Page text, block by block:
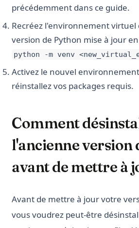
précédemment dans ce guide.
Recréez l'environnement virtuel
version de Python mise à jour
python -m venv
Activez le nouvel
réinstallez vos packages requis.
Comment
l'ancienne version
avant de mettre à
Avant de mettre à jour votre
vous voudrez peut-être